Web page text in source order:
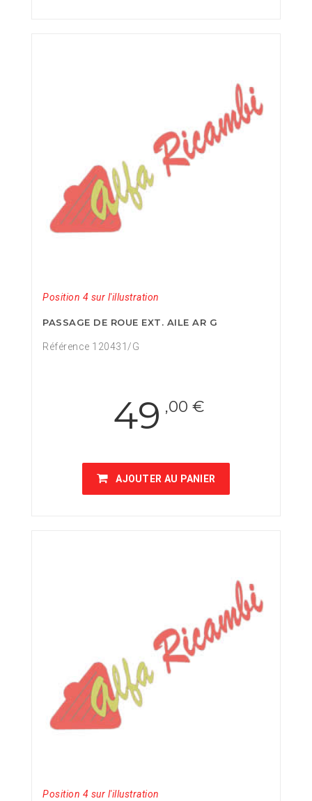
Position 4 sur l'illustration
PASSAGE DE ROUE EXT. AILE AR G
Référence 120431/G
49 ,00 €
AJOUTER AU PANIER
Position 4 sur l'illustration